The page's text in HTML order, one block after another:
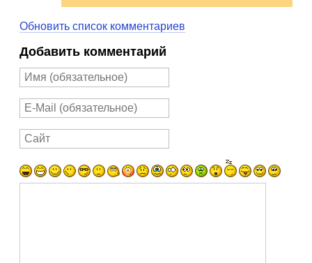
Обновить список комментариев
Добавить комментарий